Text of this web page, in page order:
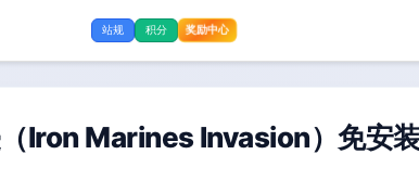
站规 积分 奖励中心
（Iron Marines Invasion）免安